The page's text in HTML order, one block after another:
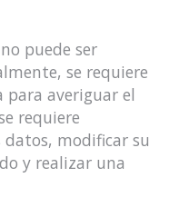
puede ser
se requiere
averiguar el
requiere
modificar su
y realizar una